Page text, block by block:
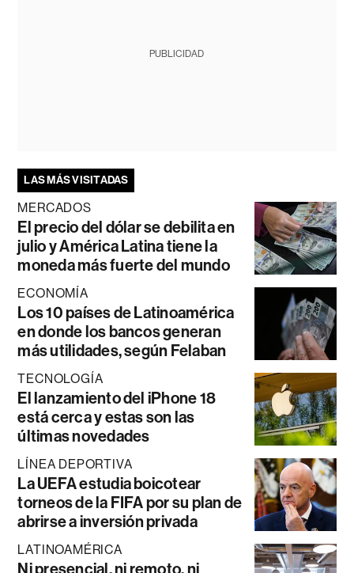
PUBLICIDAD
LAS MÁS VISITADAS
MERCADOS
El precio del dólar se debilita en
julio y América Latina tiene la
moneda más fuerte del mundo
ECONOMÍA
Los 10 países de Latinoamérica
en donde los bancos generan
más utilidades, según Felaban
TECNOLOGÍA
El lanzamiento del iPhone 18
está cerca y estas son las
últimas novedades
LÍNEA DEPORTIVA
La UEFA estudia boicotear
torneos de la FIFA por su plan de
abrirse a inversión privada
LATINOAMÉRICA